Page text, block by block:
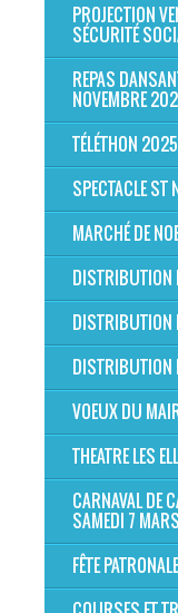
PROJECTION
SÉCURITÉ
REPAS
NOVEMBRE
TÉLÉTHON
SPECTACLE
MARCHÉ DE
DISTRIBUTION
DISTRIBUTION
DISTRIBUTION
VOEUX DU
THEATRE LES
CARNAVAL DE
SAMEDI 7
FÊTE